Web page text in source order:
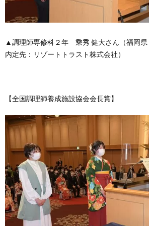
▲調理師専修科２年 乘秀 健大さん（福岡県
内定先：リゾートトラスト株式会社）
【全国調理師養成施設協会会長賞】